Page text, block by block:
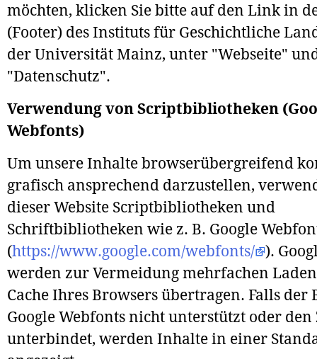
möchten, klicken Sie bitte auf den Link in
(Footer) des Instituts für Geschichtliche
der Universität Mainz, unter "Webseite"
"Datenschutz".
Verwendung von Scriptbibliotheken
Webfonts)
Um unsere Inhalte browserübergreifend
grafisch ansprechend darzustellen,
dieser Website Scriptbibliotheken und
Schriftbibliotheken wie z. B. Google
(https://www.google.com/webfonts/ ).
werden zur Vermeidung mehrfachen
Cache Ihres Browsers übertragen. Falls der
Google Webfonts nicht unterstützt oder
unterbindet, werden Inhalte in einer